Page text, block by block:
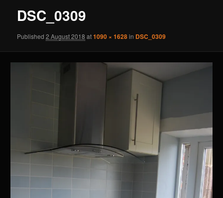
DSC_0309
Published2 August 2018 at1090 × 1628in DSC_0309